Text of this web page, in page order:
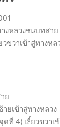
งหลวงชนบทสาย
ขวาเข้าสู่ทางหล
ย
ยเข้าสู่ทางหลวง
ที่ 4) เลี้ยวขวาเ